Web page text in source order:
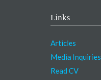
Links
Articles
Media Inquiries
Read CV